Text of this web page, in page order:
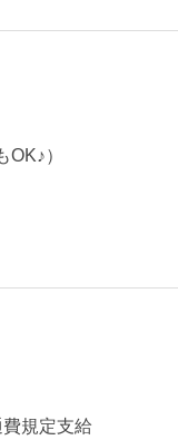
）
規定支給